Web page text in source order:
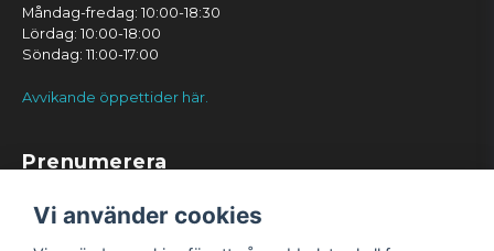
Måndag-fredag: 10:00-18:30
Lördag: 10:00-18:00
Söndag: 11:00-17:00
Avvikande öppettider här.
Prenumerera
Vi använder cookies